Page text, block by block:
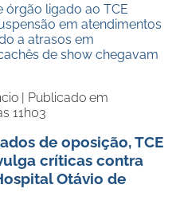
órgão ligado ao TCE
em atendimentos
a atrasos em
de show chegavam
| Publicado em
11h03
de oposição, TCE
críticas contra
Otávio de